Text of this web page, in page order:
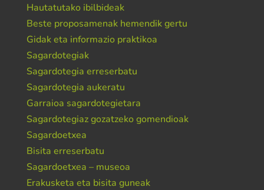
Hautatutako ibilbideak
Beste proposamenak hemendik gertu
Gidak eta informazio praktikoa
Sagardotegiak
Sagardotegia erreserbatu
Sagardotegia aukeratu
Garraioa sagardotegietara
Sagardotegiaz gozatzeko gomendioak
Sagardoetxea
Bisita erreserbatu
Sagardoetxea – museoa
Erakusketa eta bisita guneak